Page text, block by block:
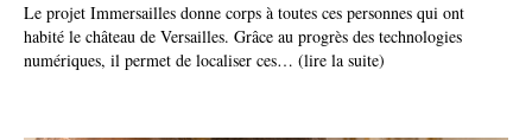
Le projet Immersailles donne corps à toutes ces personnes qui ont
habité le château de Versailles. Grâce au progrès des technologies
numériques, il permet de localiser ces… (lire la suite)